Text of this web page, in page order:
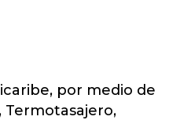
por medio de
Termotasajero,